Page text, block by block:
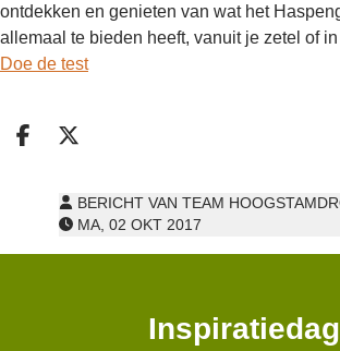
ontdekken en genieten van wat het
allemaal te bieden heeft, vanuit je zetel of
Doe de test
Deel op facebook
Deel op X
BERICHT VAN TEAM
MA, 02 OKT 2017
Inspiratiedag